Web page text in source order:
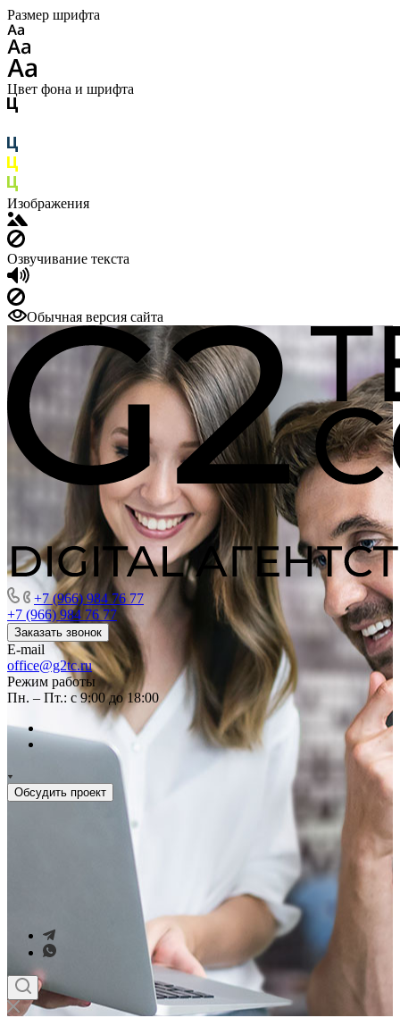
Размер шрифта
Цвет фона и шрифта
Изображения
Озвучивание текста
Обычная версия сайта
+7 (966) 984 76 77
+7 (966) 984 76 77
Заказать звонок
E-mail
office@g2tc.ru
Режим работы
Пн. – Пт.: с 9:00 до 18:00
Обсудить проект